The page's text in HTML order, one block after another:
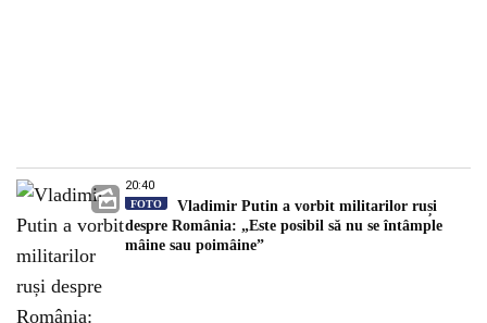
20:40
FOTO
Vladimir Putin a vorbit militarilor ruși
despre România: „Este posibil să nu se întâmple
mâine sau poimâine”